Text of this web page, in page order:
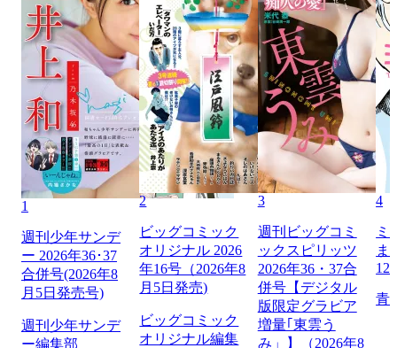
1
週刊少年サンデ
ー 2026年36･37
合併号(2026年8
月5日発売号)
週刊少年サンデ
ー編集部
2
ビッグコミック
オリジナル 2026
年16号（2026年8
月5日発売)
ビッグコミック
オリジナル編集
3
週刊ビッグコミ
ックスピリッツ
2026年36・37合
併号【デジタル
版限定グラビア
増量｢東雲う
み」】（2026年8
4
ミ
ま
129
青